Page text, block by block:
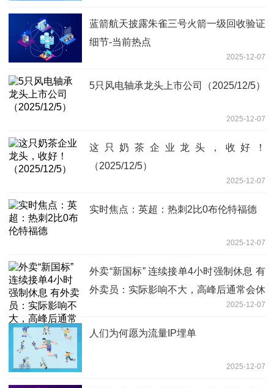
蓝箭航天披露朱雀三号火箭一级回收验证
细节-当前热点
2025-12-07
5只风电轴承龙头上市公司（2025/12/5）
2025-12-07
这只奶茶企业龙头，收好！
（2025/12/5）
2025-12-07
实时焦点：英超：热刺2比0布伦特福德
2025-12-07
外卖“新国标” 连续接单4小时强制休息 有
外卖员：实际影响不大，高峰后通常会休
2025-12-07
人们为何愿为流量IP埋单
2025-12-07